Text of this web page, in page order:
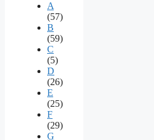
A
(57)
B
(59)
C
(5)
D
(26)
E
(25)
F
(29)
G